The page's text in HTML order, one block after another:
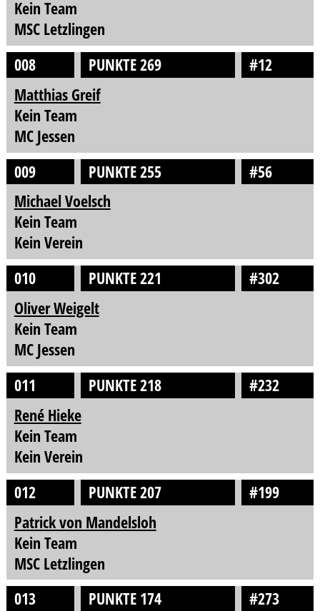
Kein Team
MSC Letzlingen
008
PUNKTE 269
#12
Matthias Greif
Kein Team
MC Jessen
009
PUNKTE 255
#56
Michael Voelsch
Kein Team
Kein Verein
010
PUNKTE 221
#302
Oliver Weigelt
Kein Team
MC Jessen
011
PUNKTE 218
#232
René Hieke
Kein Team
Kein Verein
012
PUNKTE 207
#199
Patrick von Mandelsloh
Kein Team
MSC Letzlingen
013
PUNKTE 174
#273